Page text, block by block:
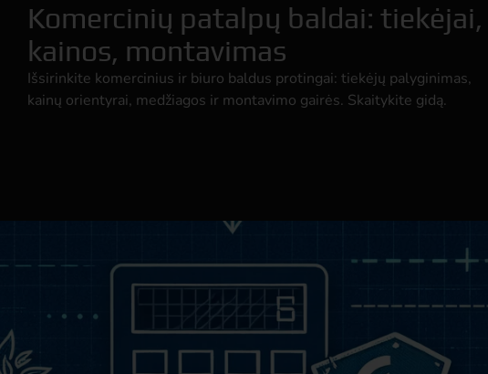
Komercinių patalpų baldai: tiekėjai,
kainos, montavimas
Išsirinkite komercinius ir biuro baldus protingai: tiekėjų palyginimas,
kainų orientyrai, medžiagos ir montavimo gairės. Skaitykite gidą.